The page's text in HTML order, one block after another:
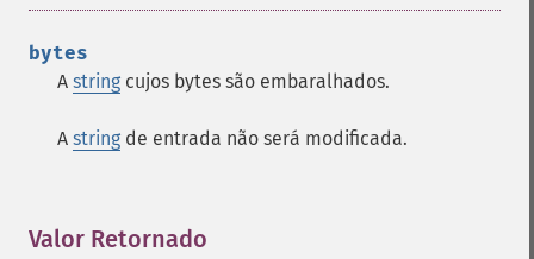
bytes
A string cujos bytes são embaralhados.
A string de entrada não será modificada.
Valor Retornado